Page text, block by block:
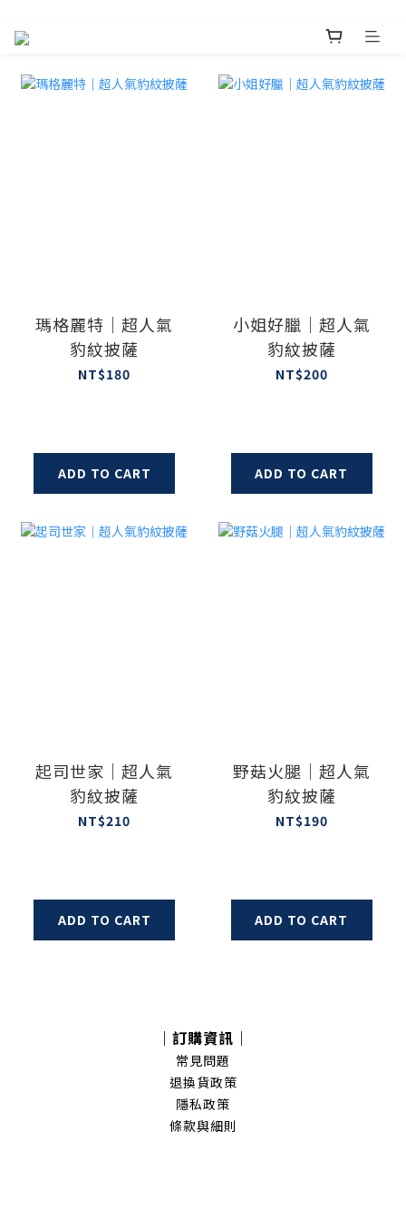
瑪格麗特｜超人氣
豹紋披薩
NT$180
ADD TO CART
小姐好臘｜超人氣
豹紋披薩
NT$200
ADD TO CART
起司世家｜超人氣
豹紋披薩
NT$210
ADD TO CART
野菇火腿｜超人氣
豹紋披薩
NT$190
ADD TO CART
｜訂購資訊｜
常見問題
退換貨政策
隱私政策
條款與細則